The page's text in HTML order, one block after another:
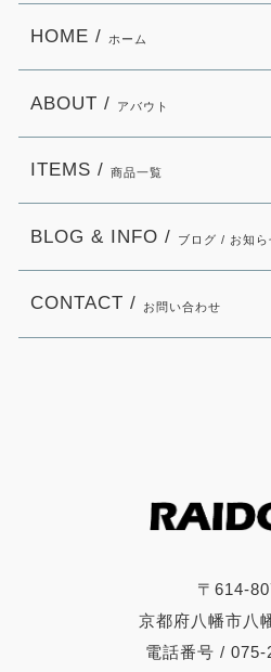
〒614-
京都府八幡市八
電話番号 / 075-
HOME / ホーム
ABOUT / アバウト
ITEMS / 商品一覧
BLOG & INFO / ブログ / お知ら
CONTACT / お問い合わせ